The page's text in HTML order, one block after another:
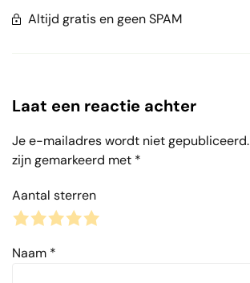
Altijd gratis en geen SPAM
Laat een reactie achter
Je e-mailadres wordt niet gepubliceerd.
zijn gemarkeerd met *
Aantal sterren
4
3
2
1
Naam *